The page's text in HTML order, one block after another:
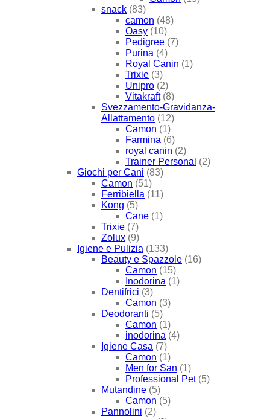
snack (83)
camon (48)
Oasy (10)
Pedigree (7)
Purina (4)
Royal Canin (1)
Trixie (3)
Unipro (2)
Vitakraft (8)
Svezzamento-Gravidanza-
Allattamento (12)
Camon (1)
Farmina (6)
royal canin (2)
Trainer Personal (2)
Giochi per Cani (83)
Camon (51)
Ferribiella (11)
Kong (5)
Cane (1)
Trixie (7)
Zolux (9)
Igiene e Pulizia (133)
Beauty e Spazzole (16)
Camon (15)
Inodorina (1)
Dentifrici (3)
Camon (3)
Deodoranti (5)
Camon (1)
inodorina (4)
Igiene Casa (7)
Camon (1)
Men for San (1)
Professional Pet (5)
Mutandine (5)
Camon (5)
Pannolini (2)